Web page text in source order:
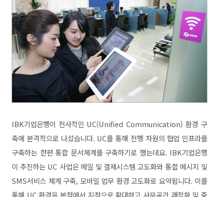
IBK기업은행이 전사적인 UC(Unified Communication) 환경 구
축에 본격적으로 나섰습니다. UC를 통해 전행 차원의 협업 인프라를
구축하는 한편 통합 문서체계를 구축하기로 했는데요. IBK기업은행
이 추진하는 UC 사업은 메일 및 결제시스템 고도화와 통합 메시지 및
SMS서비스 체계 구축, 모바일 업무 환경 고도화로 요약됩니다. 이를
통해 UC 환경을 본점에서 지점으로 확대하고 사무공간 쾌적화 및 중